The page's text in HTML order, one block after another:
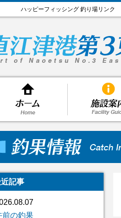
ハッピーフィッシング 釣り場リンク
記事
前の釣果